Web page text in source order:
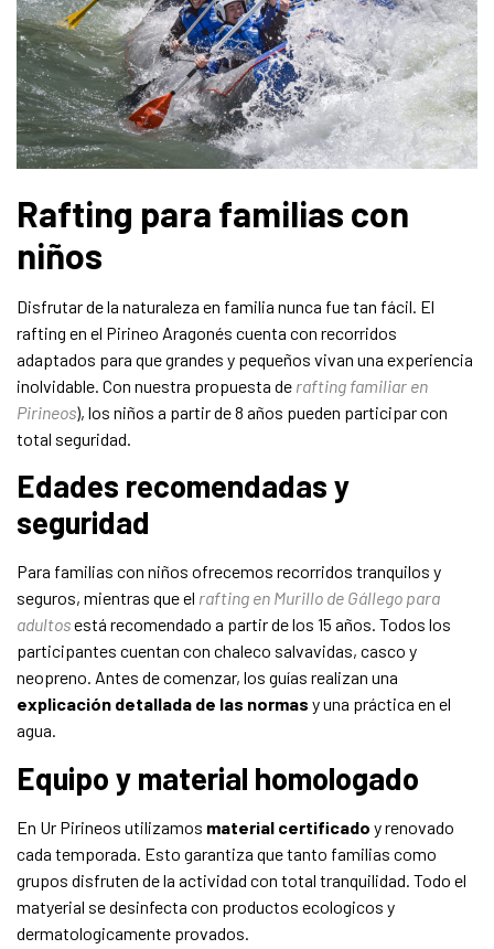
Rafting para familias con
niños
Disfrutar de la naturaleza en familia nunca fue tan fácil. El
rafting en el Pirineo Aragonés cuenta con recorridos
adaptados para que grandes y pequeños vivan una experiencia
inolvidable. Con nuestra propuesta de rafting familiar en
Pirineos), los niños a partir de 8 años pueden participar con
total seguridad.
Edades recomendadas y
seguridad
Para familias con niños ofrecemos recorridos tranquilos y
seguros, mientras que el rafting en Murillo de Gállego para
adultosestá recomendado a partir de los 15 años. Todos los
participantes cuentan con chaleco salvavidas, casco y
neopreno. Antes de comenzar, los guías realizan una
explicación detallada de las normas y una práctica en el
agua.
Equipo y material homologado
En Ur Pirineos utilizamos material certificado y renovado
cada temporada. Esto garantiza que tanto familias como
grupos disfruten de la actividad con total tranquilidad. Todo el
matyerial se desinfecta con productos ecologicos y
dermatologicamente provados.